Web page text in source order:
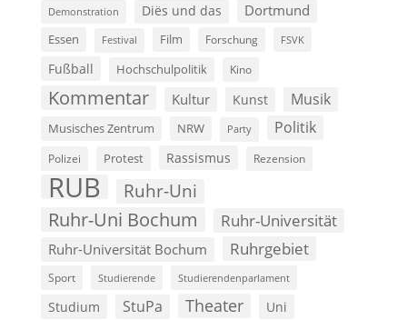
Demonstration Diës und das Dortmund
Essen Festival Film Forschung FSVK
Fußball Hochschulpolitik Kino
Kommentar Kultur Kunst Musik
Musisches Zentrum NRW Party Politik
Polizei Protest Rassismus Rezension
RUB Ruhr-Uni
Ruhr-Uni Bochum Ruhr-Universität
Ruhr-Universität Bochum Ruhrgebiet
Sport Studierende Studierendenparlament
Studium StuPa Theater Uni